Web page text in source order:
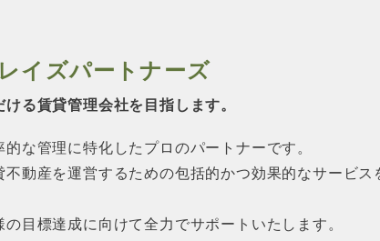
イズパートナーズ
る賃貸管理会社を目指します。
な管理に特化したプロのパートナーです。
動産を運営するための包括的かつ効果的なサービス
目標達成に向けて全力でサポートいたします。